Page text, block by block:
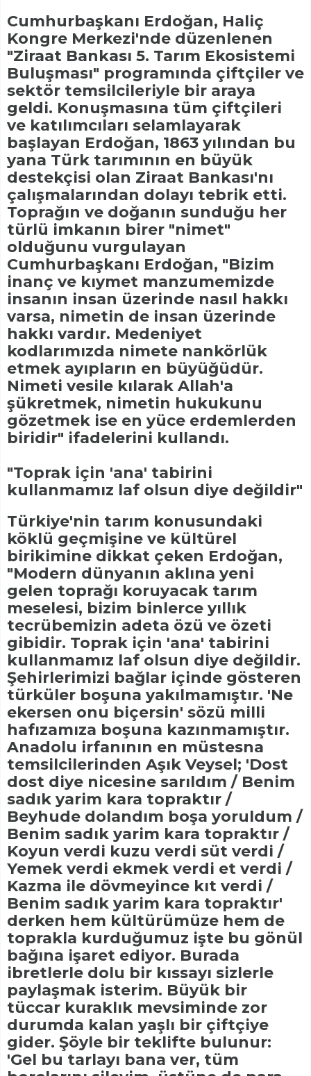
Cumhurbaşkanı Erdoğan, Haliç
Kongre Merkezi'nde düzenlenen
"Ziraat Bankası 5. Tarım Ekosistemi
Buluşması" programında çiftçiler ve
sektör temsilcileriyle bir araya
geldi. Konuşmasına tüm çiftçileri
ve katılımcıları selamlayarak
başlayan Erdoğan, 1863 yılından bu
yana Türk tarımının en büyük
destekçisi olan Ziraat Bankası'nı
çalışmalarından dolayı tebrik etti.
Toprağın ve doğanın sunduğu her
türlü imkanın birer "nimet"
olduğunu vurgulayan
Cumhurbaşkanı Erdoğan, "Bizim
inanç ve kıymet manzumemizde
insanın insan üzerinde nasıl hakkı
varsa, nimetin de insan üzerinde
hakkı vardır. Medeniyet
kodlarımızda nimete nankörlük
etmek ayıpların en büyüğüdür.
Nimeti vesile kılarak Allah'a
şükretmek, nimetin hukukunu
gözetmek ise en yüce erdemlerden
biridir" ifadelerini kullandı.
"Toprak için 'ana' tabirini
kullanmamız laf olsun diye değildir"
Türkiye'nin tarım konusundaki
köklü geçmişine ve kültürel
birikimine dikkat çeken Erdoğan,
"Modern dünyanın aklına yeni
gelen toprağı koruyacak tarım
meselesi, bizim binlerce yıllık
tecrübemizin adeta özü ve özeti
gibidir. Toprak için 'ana' tabirini
kullanmamız laf olsun diye değildir.
Şehirlerimizi bağlar içinde gösteren
türküler boşuna yakılmamıştır. 'Ne
ekersen onu biçersin' sözü milli
hafızamıza boşuna kazınmamıştır.
Anadolu irfanının en müstesna
temsilcilerinden Aşık Veysel; 'Dost
dost diye nicesine sarıldım / Benim
sadık yarim kara topraktır /
Beyhude dolandım boşa yoruldum /
Benim sadık yarim kara topraktır /
Koyun verdi kuzu verdi süt verdi /
Yemek verdi ekmek verdi et verdi /
Kazma ile dövmeyince kıt verdi /
Benim sadık yarim kara topraktır'
derken hem kültürümüze hem de
toprakla kurduğumuz işte bu gönül
bağına işaret ediyor. Burada
ibretlerle dolu bir kıssayı sizlerle
paylaşmak isterim. Büyük bir
tüccar kuraklık mevsiminde zor
durumda kalan yaşlı bir çiftçiye
gider. Şöyle bir teklifte bulunur:
'Gel bu tarlayı bana ver, tüm